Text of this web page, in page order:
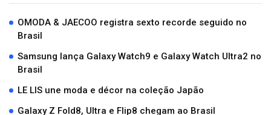
OMODA & JAECOO registra sexto recorde seguido no
Brasil
Samsung lança Galaxy Watch9 e Galaxy Watch Ultra2 no
Brasil
LE LIS une moda e décor na coleção Japão
Galaxy Z Fold8, Ultra e Flip8 chegam ao Brasil